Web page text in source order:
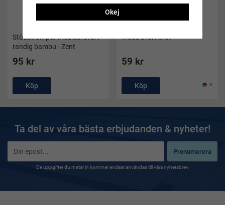
Stödstrumpor medical svart
randig bambu - Zent
95 kr
Köp
Trosa svart breif
59 kr
Köp 3
Ta del av våra bästa erbjudanden & nyheter!
Prenumerera
De uppgifter du matar in kommer endast användas till våra nyhetsbrev.
Okej